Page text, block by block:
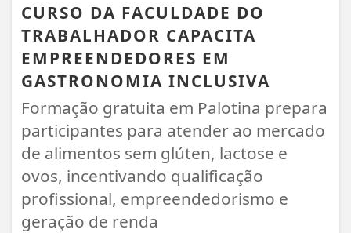
CURSO DA FACULDADE DO
TRABALHADOR CAPACITA
EMPREENDEDORES EM
GASTRONOMIA INCLUSIVA
Formação gratuita em Palotina prepara
participantes para atender ao mercado
de alimentos sem glúten, lactose e
ovos, incentivando qualificação
profissional, empreendedorismo e
geração de renda